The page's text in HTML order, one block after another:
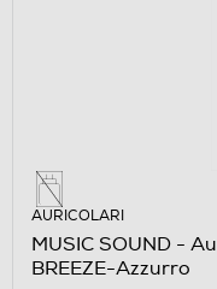
AURICOLARI
MUSIC SOUND -
BREEZE-Azzurro